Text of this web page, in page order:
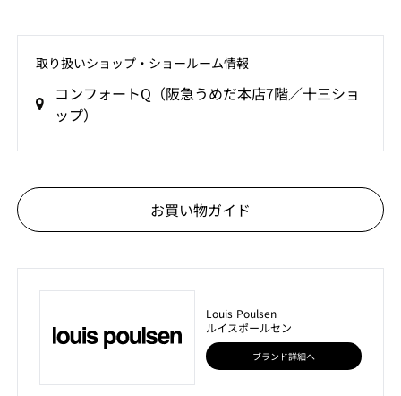
取り扱いショップ‧ショールーム情報
コンフォートQ（阪急うめだ本店7階／十三ショ
ップ）
お買い物ガイド
Louis Poulsen
ルイスポールセン
ブランド詳細へ